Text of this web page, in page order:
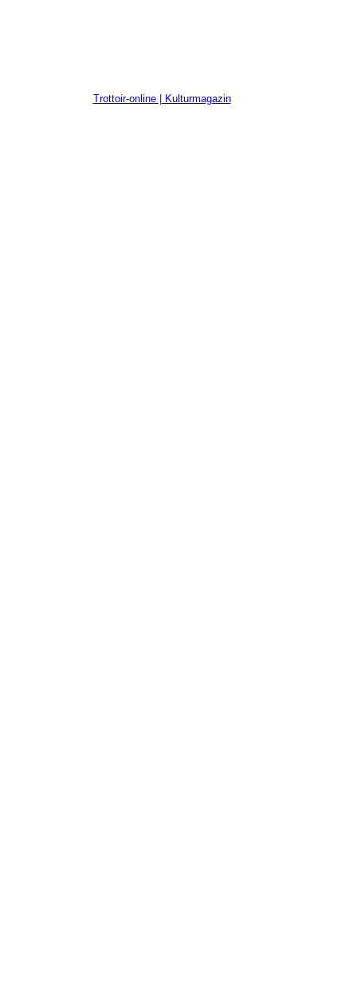
Trottoir-online | Kulturmagazin